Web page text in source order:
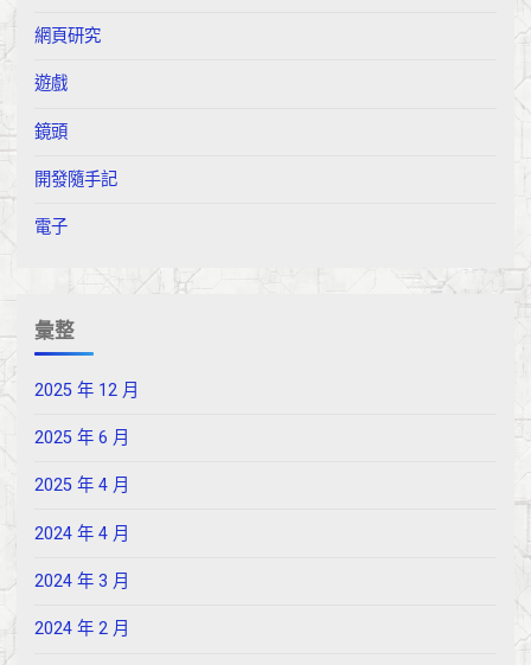
網頁研究
遊戲
鏡頭
開發隨手記
電子
彙整
2025 年 12 月
2025 年 6 月
2025 年 4 月
2024 年 4 月
2024 年 3 月
2024 年 2 月